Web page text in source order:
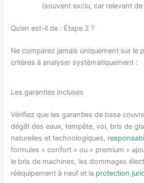
(souvent exclu, car relevant de
Qu’en est-il de : Étape 2 ?
Ne comparez jamais uniquement sur le
critères à analyser systématiquement :
Les garanties incluses
Vérifiez que les garanties de base
dégât des eaux, tempête, vol, bris de
naturelles et technologiques,
formules « confort » ou « premium »
le bris de machines, les dommages
rééquipement à neuf et la protection